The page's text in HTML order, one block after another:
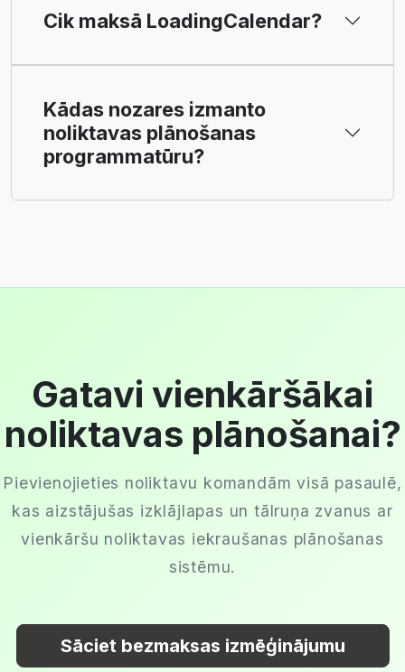
Cik maksā LoadingCalendar?
Kādas nozares izmanto
noliktavas plānošanas
programmatūru?
Gatavi vienkāršākai
noliktavas plānošanai?
Pievienojieties noliktavu komandām visā pasaulē,
kas aizstājušas izklājlapas un tālruņa zvanus ar
vienkāršu noliktavas iekraušanas plānošanas
sistēmu.
Sāciet bezmaksas izmēģinājumu